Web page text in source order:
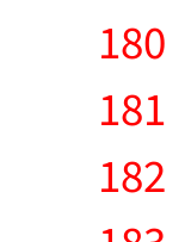
180
181
182